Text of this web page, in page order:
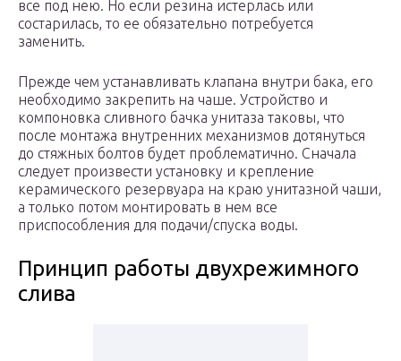
все под нею. Но если резина истерлась или
состарилась, то ее обязательно потребуется
заменить.
Прежде чем устанавливать клапана внутри бака, его
необходимо закрепить на чаше. Устройство и
компоновка сливного бачка унитаза таковы, что
после монтажа внутренних механизмов дотянуться
до стяжных болтов будет проблематично. Сначала
следует произвести установку и крепление
керамического резервуара на краю унитазной чаши,
а только потом монтировать в нем все
приспособления для подачи/спуска воды.
Принцип работы двухрежимного
слива